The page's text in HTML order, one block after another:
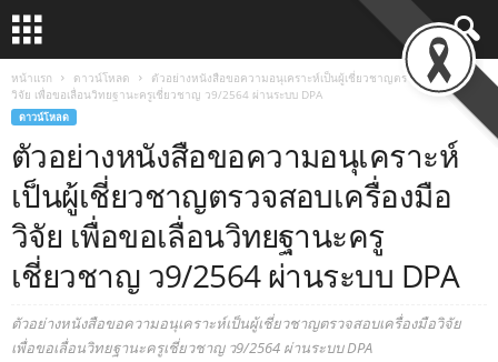
หน้าแรก ดาวน์โหลด
ตัวอย่างหนังสือขอความอนุเคราะห์เป็นผู้เชี่ยวชาญตรวจสอบเครื่องมือ
วิจัย เพื่อขอเลื่อนวิทยฐานะครูเชี่ยวชาญ ว9/2564 ผ่านระบบ DPA
ดาวน์โหลด
ตัวอย่างหนังสือขอความอนุเคราะห์
เป็นผู้เชี่ยวชาญตรวจสอบเครื่องมือ
วิจัย เพื่อขอเลื่อนวิทยฐานะครู
เชี่ยวชาญ ว9/2564 ผ่านระบบ DPA
ตัวอย่างหนังสือขอความอนุเคราะห์เป็นผู้เชี่ยวชาญตรวจสอบเครื่องมือวิจัย
เพื่อขอเลื่อนวิทยฐานะครูเชี่ยวชาญ ว9/2564 ผ่านระบบ DPA